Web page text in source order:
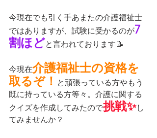
今現在でも引く手あまたの介護福祉士
ではありますが、試験に受かるのが7
割ほどと言われております📝
今現在介護福祉士の資格を
取るぞ！ と頑張っている方やもう
既に持っている方等々。介護に関する
クイズを作成してみたので挑戦✨し
てみませんか？